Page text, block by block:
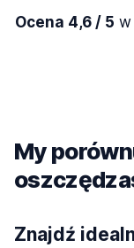
Ocena 4,6 / 5 w
My
Znajdź